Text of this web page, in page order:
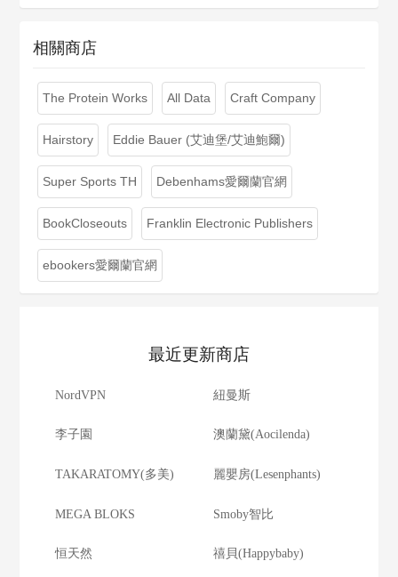
相關商店
The Protein Works All Data Craft Company
Hairstory Eddie Bauer (艾迪堡/艾迪鮑爾)
Super Sports TH Debenhams愛爾蘭官網
BookCloseouts Franklin Electronic Publishers
ebookers愛爾蘭官網
最近更新商店
NordVPN 紐曼斯
李子園 澳蘭黛(Aocilenda)
TAKARATOMY(多美) 麗嬰房(Lesenphants)
MEGA BLOKS Smoby智比
恒天然 禧貝(Happybaby)